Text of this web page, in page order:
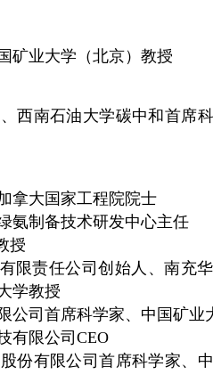
矿业大学（北京）教授
西南石油大学碳中和首席
拿大国家工程院院士
氨制备技术研发中心主任
授
限责任公司创始人、南充
学教授
公司首席科学家、中国矿业
有限公司CEO
份有限公司首席科学家、